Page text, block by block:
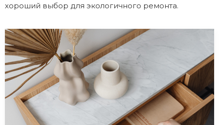
хороший выбор для экологичного ремонта.